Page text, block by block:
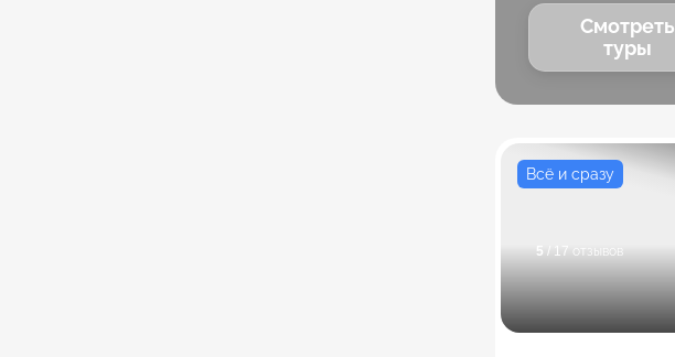
Смотреть
туры
Всё и сразу
5 / 17 отзывов